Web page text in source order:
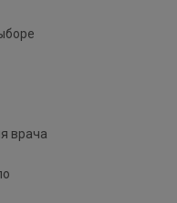
врача